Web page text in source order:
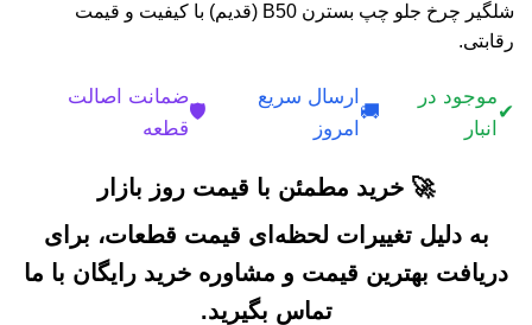
شلگیر چرخ جلو چپ بسترن B50 (قدیم) با کیفیت و قیمت
رقابتی.
✔
موجود در
انبار
🚚
ارسال سریع
امروز
🛡️
ضمانت اصالت
قطعه
🚀 خرید مطمئن با قیمت روز بازار
به دلیل تغییرات لحظه‌ای قیمت قطعات، برای
دریافت بهترین قیمت و مشاوره خرید رایگان با ما
تماس بگیرید.